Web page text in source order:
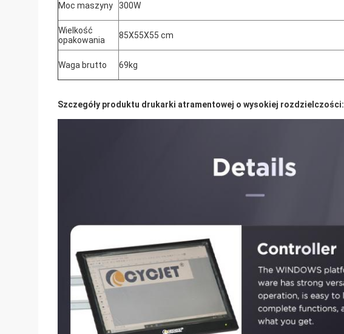
Moc maszyny 300W
Wielkość
opakowania
85X55X55 cm
Waga brutto 69kg
Szczegóły produktu drukarki atramentowej o wysokiej rozdzielczości: